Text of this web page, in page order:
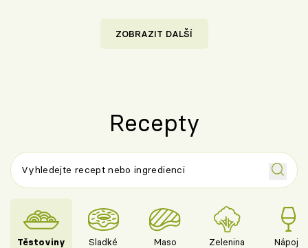
ZOBRAZIT DALŠÍ
Recepty
Těstoviny Sladké Maso Zelenina Nápoje